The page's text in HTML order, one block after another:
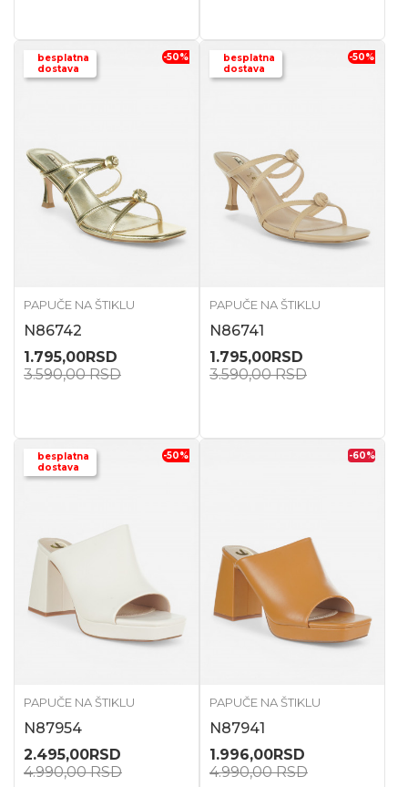
besplatna
dostava
-50%
PAPUČE NA ŠTIKLU
N86742
1.795,00RSD
3.590,00RSD
besplatna
dostava
-50%
PAPUČE NA ŠTIKLU
N86741
1.795,00RSD
3.590,00RSD
besplatna
dostava
-50%
PAPUČE NA ŠTIKLU
N87954
2.495,00RSD
4.990,00RSD
-60%
PAPUČE NA ŠTIKLU
N87941
1.996,00RSD
4.990,00RSD